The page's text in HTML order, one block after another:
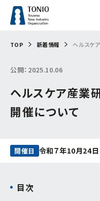
TOP
TONIOについて
当機構概要
支援事例
組織からさがす
サーキュラーエコノミー
研究
グリーン分野研究会
海外展開
フリーワード検索
TOP 新着情報 ヘルスケ
公開：2025.10.06
ヘルスケア産業
開催について
開催日 令和７年10月24日
目次